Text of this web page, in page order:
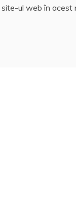
ul web în